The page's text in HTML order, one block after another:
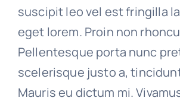
suscipit leo vel est fringilla
eget lorem. Proin non
Pellentesque porta nunc
scelerisque justo a,
Mauris eu dictum mi.